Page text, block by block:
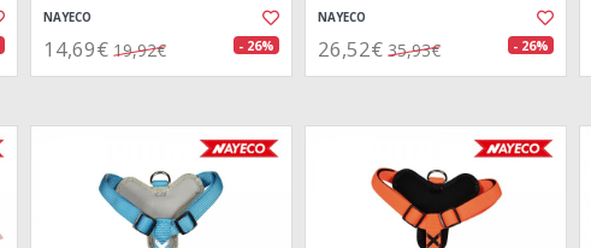
NAYECO
14,69€ 19,92€ - 26%
NAYECO
26,52€ 35,93€ - 26%